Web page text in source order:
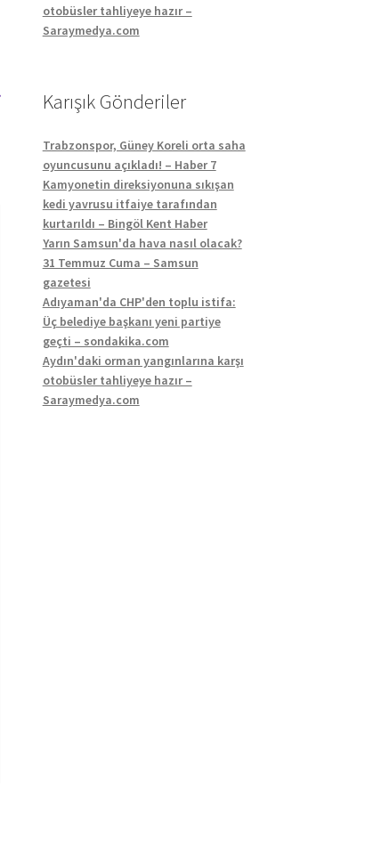
otobüsler tahliyeye hazır –
Saraymedya.com
Karışık Gönderiler
Trabzonspor, Güney Koreli orta saha
oyuncusunu açıkladı! – Haber 7
Kamyonetin direksiyonuna sıkışan
kedi yavrusu itfaiye tarafından
kurtarıldı – Bingöl Kent Haber
Yarın Samsun'da hava nasıl olacak?
31 Temmuz Cuma – Samsun
gazetesi
Adıyaman'da CHP'den toplu istifa:
Üç belediye başkanı yeni partiye
geçti – sondakika.com
Aydın'daki orman yangınlarına karşı
otobüsler tahliyeye hazır –
Saraymedya.com